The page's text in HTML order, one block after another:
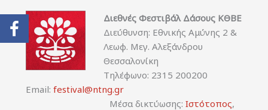
Διεθνές Φεστιβάλ Δάσους ΚΘΒΕ
Διεύθυνση: Εθνικής Αμύνης 2 &
Λεωφ. Μεγ. Αλεξάνδρου
Θεσσαλονίκη
Τηλέφωνο: 2315 200200
Email: festival@ntng.gr
Μέσα δικτύωσης: Ιστότοπος,